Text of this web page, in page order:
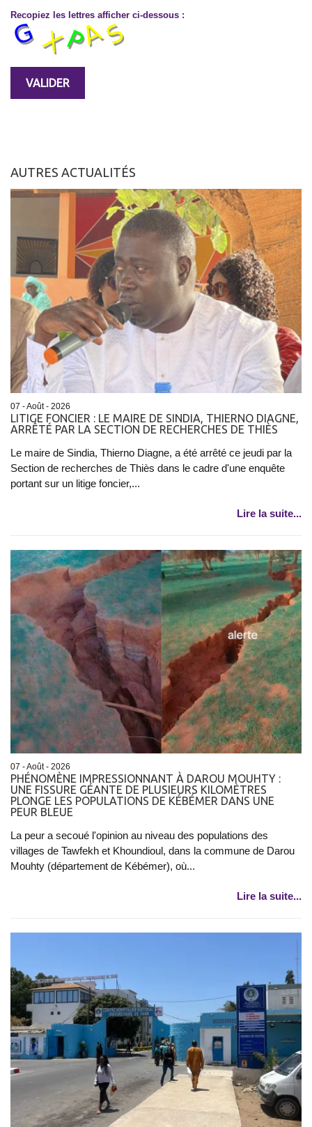
Recopiez les lettres afficher ci-dessous :
AUTRES ACTUALITÉS
07 - Août - 2026
LITIGE FONCIER : LE MAIRE DE SINDIA, THIERNO DIAGNE,
ARRÊTÉ PAR LA SECTION DE RECHERCHES DE THIÈS
Le maire de Sindia, Thierno Diagne, a été arrêté ce jeudi par la
Section de recherches de Thiès dans le cadre d'une enquête
portant sur un litige foncier,...
Lire la suite...
07 - Août - 2026
PHÉNOMÈNE IMPRESSIONNANT À DAROU MOUHTY :
UNE FISSURE GÉANTE DE PLUSIEURS KILOMÈTRES
PLONGE LES POPULATIONS DE KÉBÉMER DANS UNE
PEUR BLEUE
La peur a secoué l'opinion au niveau des populations des
villages de Tawfekh et Khoundioul, dans la commune de Darou
Mouhty (département de Kébémer), où...
Lire la suite...